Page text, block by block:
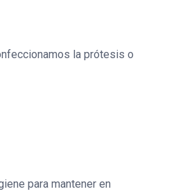
la prótesis o
para mantener en